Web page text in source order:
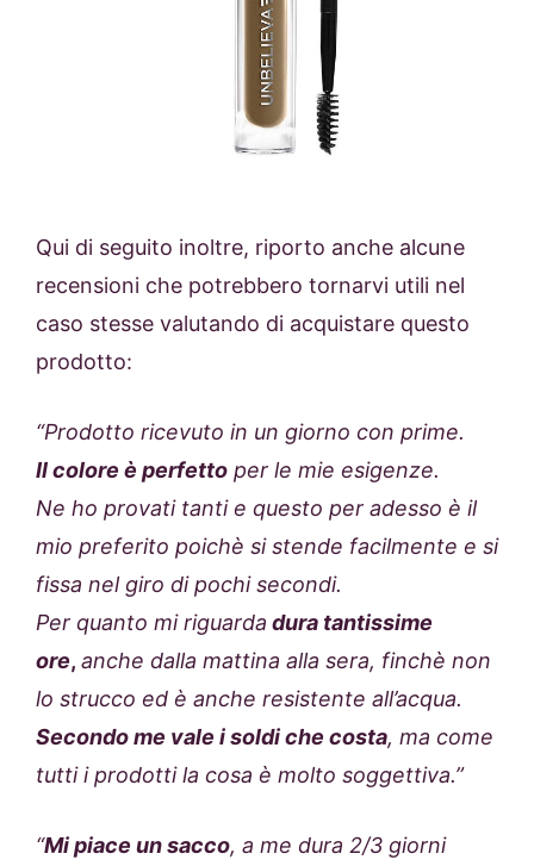
Qui di seguito inoltre, riporto anche alcune
recensioni che potrebbero tornarvi utili nel
caso stesse valutando di acquistare questo
prodotto:
“Prodotto ricevuto in un giorno con prime.
Il colore è perfetto per le mie esigenze.
Ne ho provati tanti e questo per adesso è il
mio preferito poichè si stende facilmente e si
fissa nel giro di pochi secondi.
Per quanto mi riguarda dura tantissime
ore, anche dalla mattina alla sera, finchè non
lo strucco ed è anche resistente all’acqua.
Secondo me vale i soldi che costa, ma come
tutti i prodotti la cosa è molto soggettiva.”
“Mi piace un sacco, a me dura 2/3 giorni